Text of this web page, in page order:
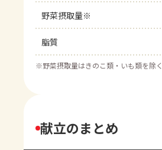
野菜摂取量※
脂質
※野菜摂取量はきのこ類・いも類を除く
献立のまとめ